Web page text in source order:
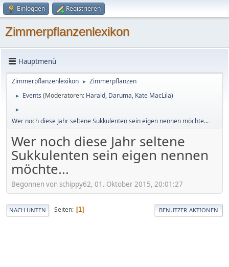
Einloggen Registrieren
Zimmerpflanzenlexikon
Hauptmenü
Zimmerpflanzenlexikon ► Zimmerpflanzen
► Events (Moderatoren: Harald, Daruma, Kate MacLila)
►
Wer noch diese Jahr seltene Sukkulenten sein eigen nennen möchte...
Wer noch diese Jahr seltene
Sukkulenten sein eigen nennen
möchte...
Begonnen von schippy62, 01. Oktober 2015, 20:01:27
NACH UNTEN Seiten 1 BENUTZER-AKTIONEN